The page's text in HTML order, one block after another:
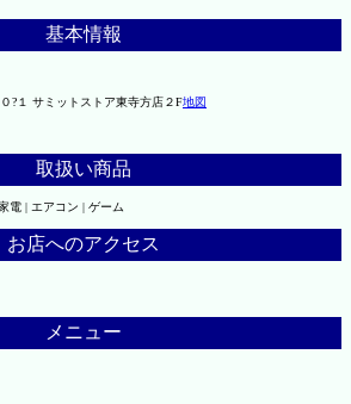
基本情報
?１ サミットストア東寺方店２F地図
取扱い商品
電 | エアコン | ゲーム
お店へのアクセス
メニュー